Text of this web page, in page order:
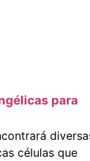
para
células que